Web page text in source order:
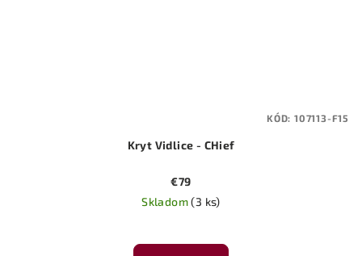
Kryt Vidlice - CHief
€79
Skladom(3 ks)
KÓD: 107113-F15